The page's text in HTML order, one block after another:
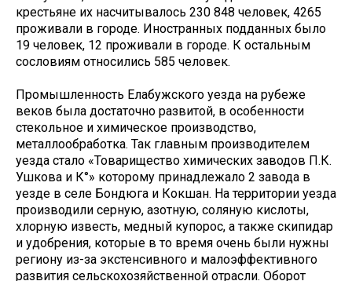
крестьяне их насчитывалось 230 848 человек, 4265
проживали в городе. Иностранных подданных было
19 человек, 12 проживали в городе. К остальным
сословиям относились 585 человек.
Промышленность Елабужского уезда на рубеже
веков была достаточно развитой, в особенности
стекольное и химическое производство,
металлообработка. Так главным производителем
уезда стало «Товарищество химических заводов П.К.
Ушкова и К°» которому принадлежало 2 завода в
уезде в селе Бондюга и Кокшан. На территории уезда
производили серную, азотную, соляную кислоты,
хлорную известь, медный купорос, а также скипидар
и удобрения, которые в то время очень были нужны
региону из-за экстенсивного и малоэффективного
развития сельскохозяйственной отрасли. Оборот